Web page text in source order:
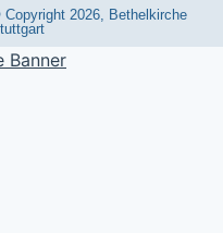
2026, Bethelkirche
Banner